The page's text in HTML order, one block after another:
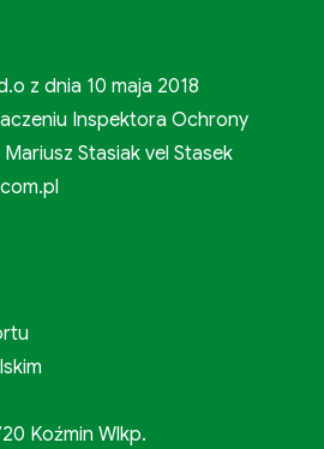
z dnia 10 maja 2018
Inspektora Ochrony
Stasiak vel Stasek
Koźmin Wlkp.